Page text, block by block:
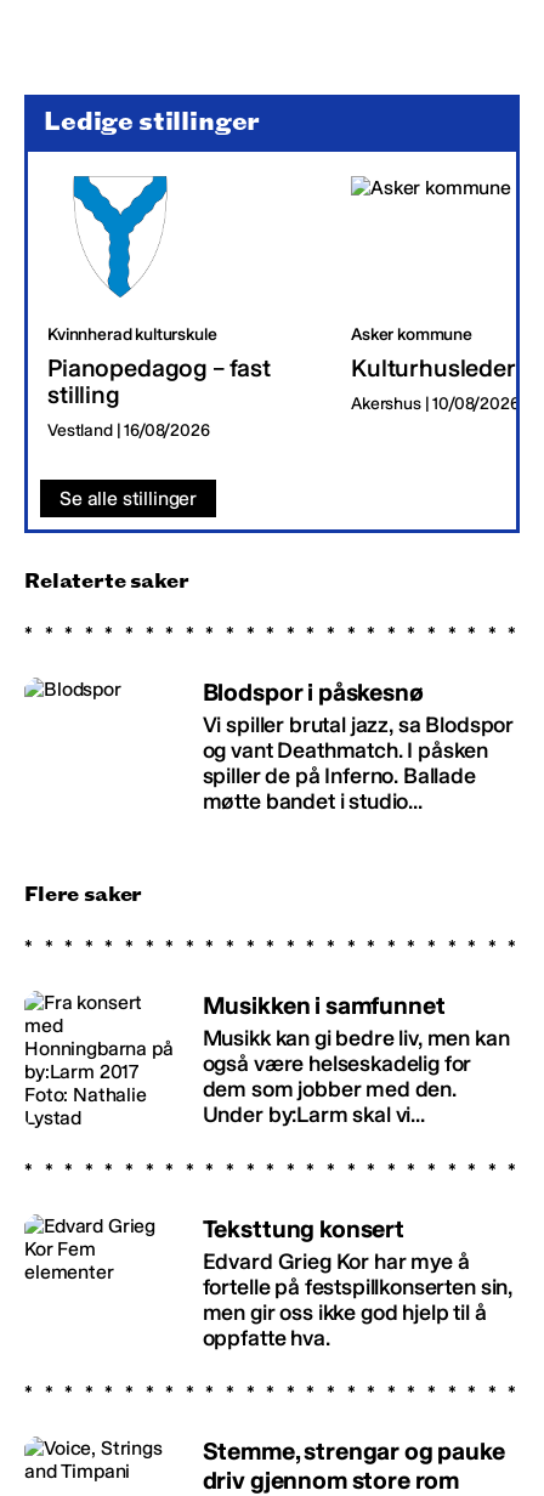
Ledige stillinger
Kvinnherad kulturskule
Pianopedagog – fast
stilling
Vestland | 16/08/2026
Asker kommune
Kulturhusleder
Akershus | 10/08/2026
Se alle stillinger
Relaterte saker
Blodspor i påskesnø
Vi spiller brutal jazz, sa Blodspor
og vant Deathmatch. I påsken
spiller de på Inferno. Ballade
møtte bandet i studio...
Flere saker
Musikken i samfunnet
Musikk kan gi bedre liv, men kan
også være helseskadelig for
dem som jobber med den.
Under by:Larm skal vi...
Teksttung konsert
Edvard Grieg Kor har mye å
fortelle på festspillkonserten sin,
men gir oss ikke god hjelp til å
oppfatte hva.
Stemme, strengar og pauke
driv gjennom store rom